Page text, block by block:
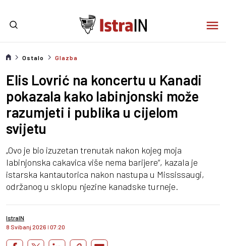
Ostalo Glazba
Elis Lovrić na koncertu u Kanadi
pokazala kako labinjonski može
razumjeti i publika u cijelom
svijetu
„Ovo je bio izuzetan trenutak nakon kojeg moja
labinjonska cakavica više nema barijere“, kazala je
istarska kantautorica nakon nastupa u Mississaugi,
održanog u sklopu njezine kanadske turneje.
IstraIN
8 Svibanj 2026 I 07:20